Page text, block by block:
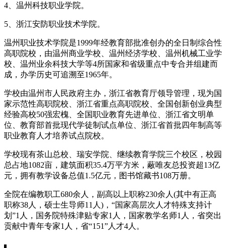
4、温州科技职业学院。
5、浙江安防职业技术学院。
温州职业技术学院是1999年经教育部批准创办的全日制综合性
高职院校，由温州商业学校、温州经济学校、温州机械工业学
校、温州业余科技大学等4所国家和省级重点中专合并组建而
成，办学历史可追溯至1965年。
学校由温州市人民政府主办，浙江省教育厅领导管理，现为国
家示范性高职院校、浙江省重点高职院校、全国创新创业典型
经验高校50强宏槐、全国职业教育先进单位、浙江省文明单
位、教育部首批现代学徒制试点单位、浙江省首批四年制高等
职业教育人才培养试点院校。
学校现有茶山总校、瑞安学院、继续教育学院三个校区，校园
总占地1082亩，建筑面积35.4万平方米，蔽唯友总投资超13亿
元，拥有教学设备总值1.5亿元，图书馆藏书108万册。
全院在编教职工680余人，副高以上职称230余人(其中有正高
职称38人，硕士生导师11人)，“国家高层次人才特殊支持计
划”1人，国务院特殊津贴专家1人，国家教学名师1人，省突出
贡献中青年专家1人，省“151”人才4人。